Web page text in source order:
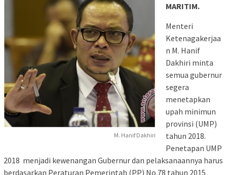
M. Hanif Dakhiri
MARITIM.
Menteri
Ketenagakerjaa
n M. Hanif
Dakhiri minta
semua gubernur
segera
menetapkan
upah minimun
provinsi (UMP)
tahun 2018.
Penetapan UMP
2018 menjadi kewenangan Gubernur dan pelaksanaannya harus
berdasarkan Peraturan Pemerintah (PP) No.78 tahun 2015